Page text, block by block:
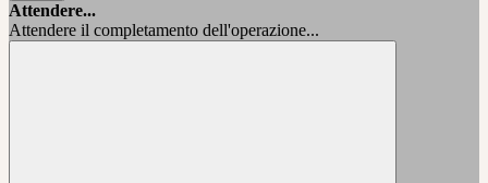
Attendere...
Attendere il completamento dell'operazione...